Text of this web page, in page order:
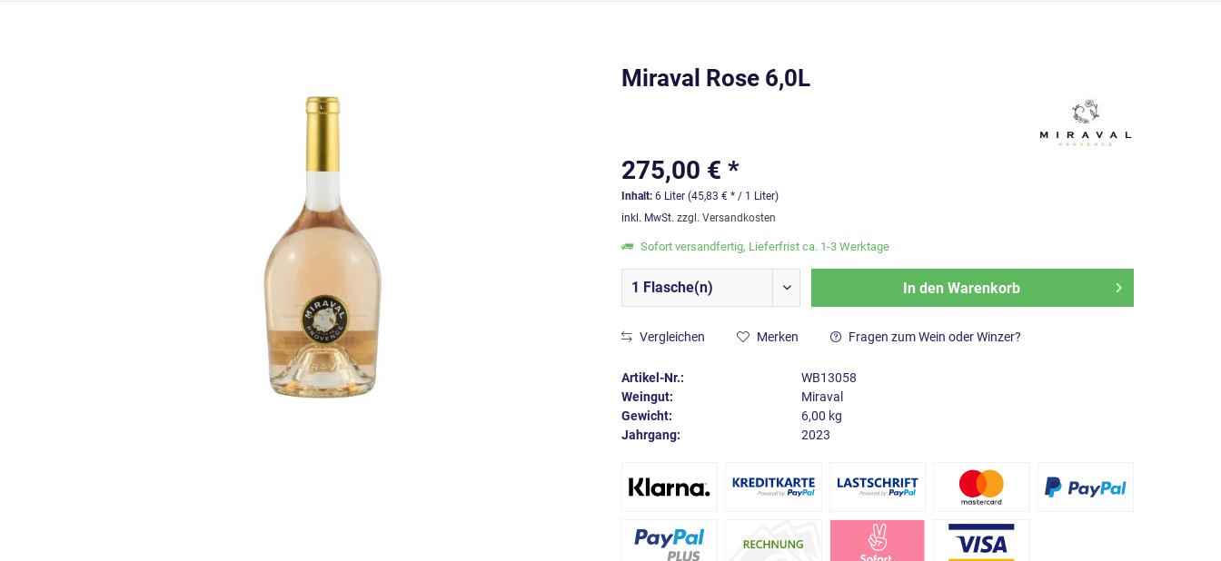
Miraval Rose 6,0L
275,00 € *
Inhalt: 6 Liter (45,83 € * / 1 Liter)
inkl. MwSt. zzgl. Versandkosten
Sofort versandfertig, Lieferfrist ca. 1-3 Werktage
In den Warenkorb
Vergleichen Merken Fragen zum Wein oder Winzer?
Artikel-Nr.:
WB13058
Weingut:
Miraval
Gewicht:
6,00 kg
Jahrgang:
2023